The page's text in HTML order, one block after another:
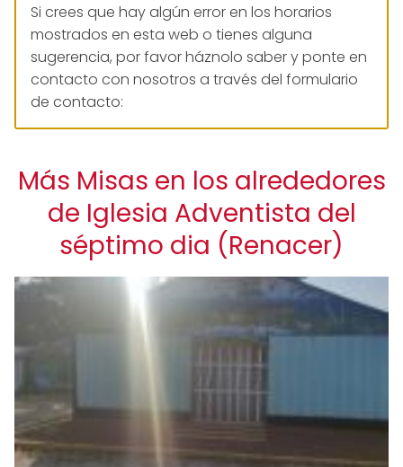
Si crees que hay algún error en los horarios
mostrados en esta web o tienes alguna
sugerencia, por favor háznolo saber y ponte en
contacto con nosotros a través del formulario
de contacto:
Más Misas en los alrededores
de Iglesia Adventista del
séptimo dia (Renacer)